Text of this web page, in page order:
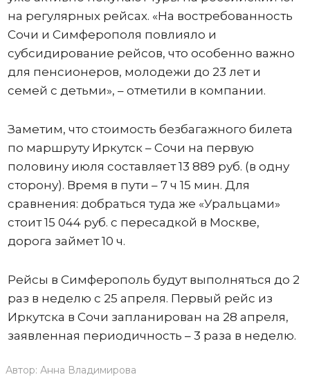
на регулярных рейсах. «На востребованность
Сочи и Симферополя повлияло и
субсидирование рейсов, что особенно важно
для пенсионеров, молодежи до 23 лет и
семей с детьми», – отметили в компании.
Заметим, что стоимость безбагажного билета
по маршруту Иркутск – Сочи на первую
половину июля составляет 13 889 руб. (в одну
сторону). Время в пути – 7 ч 15 мин. Для
сравнения: добраться туда же «Уральцами»
стоит 15 044 руб. с пересадкой в Москве,
дорога займет 10 ч.
Рейсы в Симферополь будут выполняться до 2
раз в неделю с 25 апреля. Первый рейс из
Иркутска в Сочи запланирован на 28 апреля,
заявленная периодичность – 3 раза в неделю.
Автор: Анна Владимирова